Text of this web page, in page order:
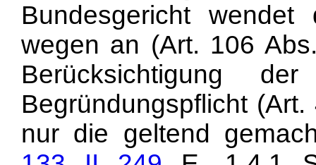
Bundesgericht
wegen an (Art. 106
Berücksichtigung
Begründungspflicht (Art.
nur die geltend